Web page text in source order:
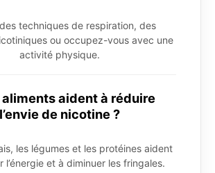
techniques de respiration, des
ou occupez-vous avec une
activité physique.
aliments aident à réduire
l’envie de nicotine ?
les légumes et les protéines aident
l’énergie et à diminuer les fringales.